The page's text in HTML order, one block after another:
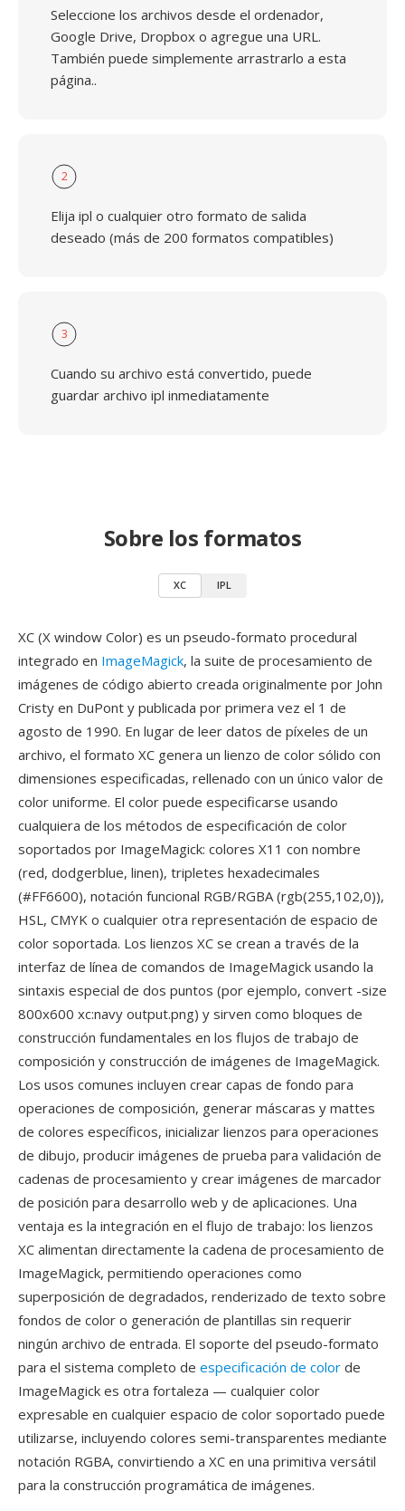
Seleccione los archivos desde el ordenador,
Google Drive, Dropbox o agregue una URL.
También puede simplemente arrastrarlo a esta
página..
2
Elija ipl o cualquier otro formato de salida
deseado (más de 200 formatos compatibles)
3
Cuando su archivo está convertido, puede
guardar archivo ipl inmediatamente
Sobre los formatos
XC IPL
XC (X window Color) es un pseudo-formato procedural
integrado en ImageMagick, la suite de procesamiento de
imágenes de código abierto creada originalmente por John
Cristy en DuPont y publicada por primera vez el 1 de
agosto de 1990. En lugar de leer datos de píxeles de un
archivo, el formato XC genera un lienzo de color sólido con
dimensiones especificadas, rellenado con un único valor de
color uniforme. El color puede especificarse usando
cualquiera de los métodos de especificación de color
soportados por ImageMagick: colores X11 con nombre
(red, dodgerblue, linen), tripletes hexadecimales
(#FF6600), notación funcional RGB/RGBA (rgb(255,102,0)),
HSL, CMYK o cualquier otra representación de espacio de
color soportada. Los lienzos XC se crean a través de la
interfaz de línea de comandos de ImageMagick usando la
sintaxis especial de dos puntos (por ejemplo, convert -size
800x600 xc:navy output.png) y sirven como bloques de
construcción fundamentales en los flujos de trabajo de
composición y construcción de imágenes de ImageMagick.
Los usos comunes incluyen crear capas de fondo para
operaciones de composición, generar máscaras y mattes
de colores específicos, inicializar lienzos para operaciones
de dibujo, producir imágenes de prueba para validación de
cadenas de procesamiento y crear imágenes de marcador
de posición para desarrollo web y de aplicaciones. Una
ventaja es la integración en el flujo de trabajo: los lienzos
XC alimentan directamente la cadena de procesamiento de
ImageMagick, permitiendo operaciones como
superposición de degradados, renderizado de texto sobre
fondos de color o generación de plantillas sin requerir
ningún archivo de entrada. El soporte del pseudo-formato
para el sistema completo de especificación de color de
ImageMagick es otra fortaleza — cualquier color
expresable en cualquier espacio de color soportado puede
utilizarse, incluyendo colores semi-transparentes mediante
notación RGBA, convirtiendo a XC en una primitiva versátil
para la construcción programática de imágenes.